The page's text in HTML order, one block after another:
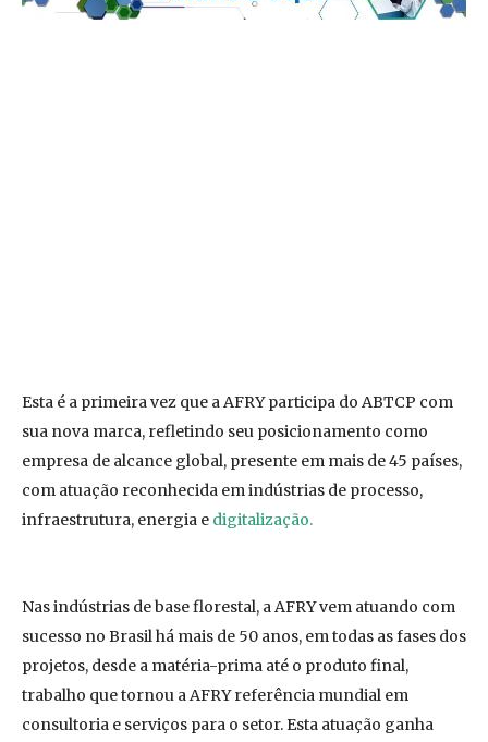
Esta é a primeira vez que a AFRY participa do ABTCP com
sua nova marca, refletindo seu posicionamento como
empresa de alcance global, presente em mais de 45 países,
com atuação reconhecida em indústrias de processo,
infraestrutura, energia e digitalização.
Nas indústrias de base florestal, a AFRY vem atuando com
sucesso no Brasil há mais de 50 anos, em todas as fases dos
projetos, desde a matéria-prima até o produto final,
trabalho que tornou a AFRY referência mundial em
consultoria e serviços para o setor. Esta atuação ganha